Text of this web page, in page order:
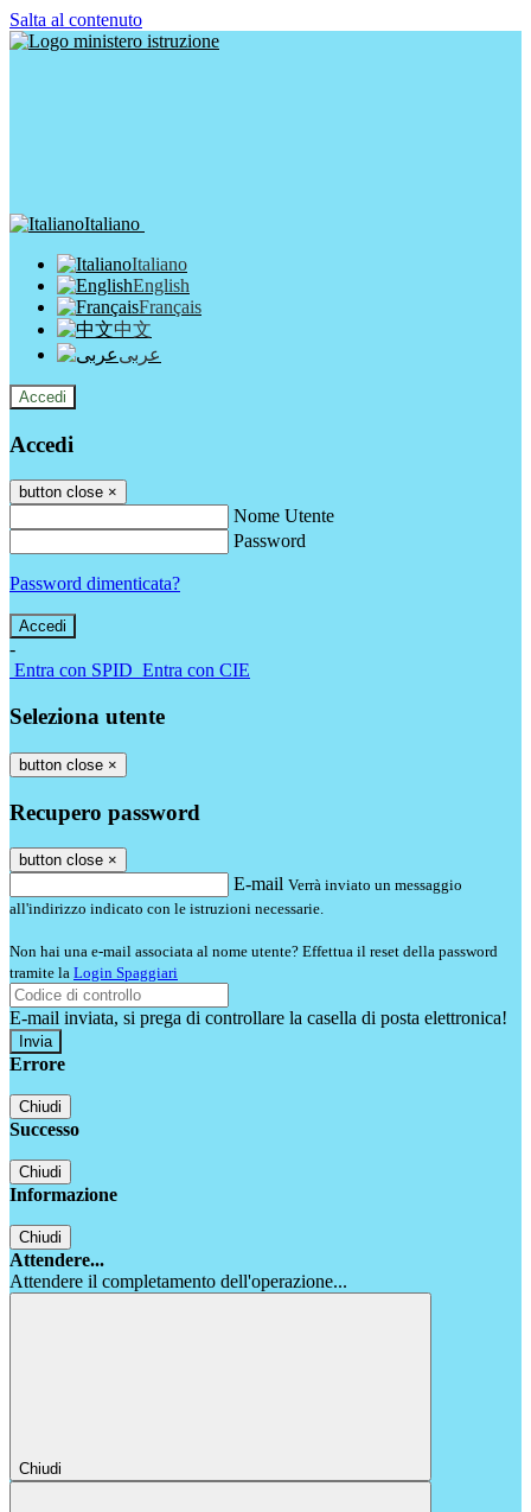
Salta al contenuto
Italiano
Italiano
English
Français
中文
عربى
Accedi
Accedi
button close ×
Nome Utente
Password
Password dimenticata?
-
Entra con SPID Entra con CIE
Seleziona utente
button close ×
Recupero password
button close ×
E-mail Verrà inviato un messaggio
all'indirizzo indicato con le istruzioni necessarie.
Non hai una e-mail associata al nome utente? Effettua il reset della password
tramite la Login Spaggiari
E-mail inviata, si prega di controllare la casella di posta elettronica!
Errore
Chiudi
Successo
Chiudi
Informazione
Chiudi
Attendere...
Attendere il completamento dell'operazione...
Chiudi